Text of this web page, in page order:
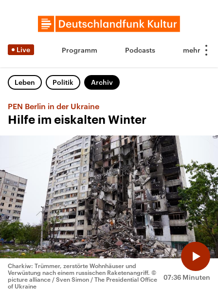
Live Programm Podcasts
Leben Politik Archiv
PEN Berlin in der Ukraine
Hilfe im eiskalten Winter
07:36 Minuten
Charkiw: Trümmer, zerstörte Wohnhäuser und
Verwüstung nach einem russischen Raketenangriff. ©
picture alliance / Sven Simon / The Presidential Office
of Ukraine